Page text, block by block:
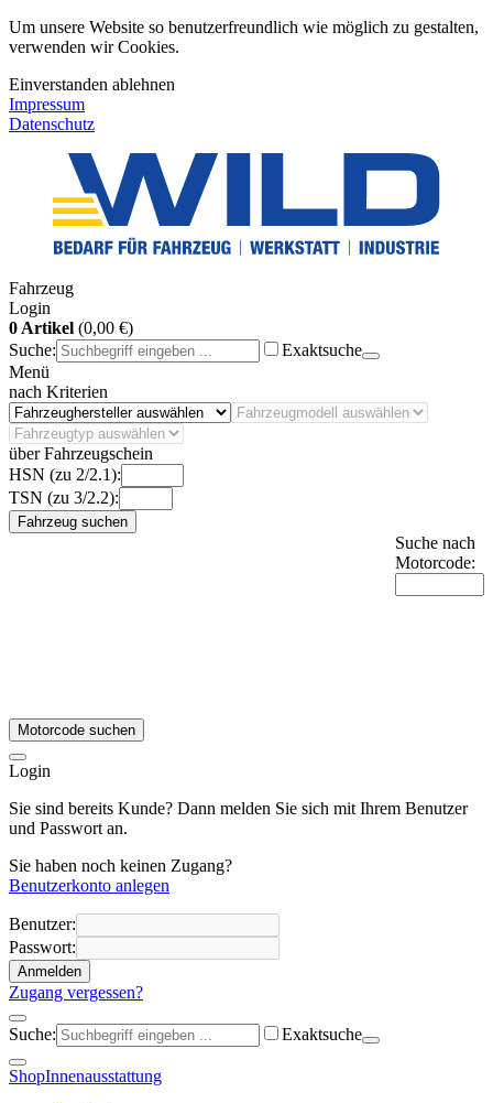
Um unsere Website so benutzerfreundlich wie möglich zu gestalten,
verwenden wir Cookies.
Einverstanden ablehnen
Impressum
Datenschutz
Fahrzeug
Login
0 Artikel (0,00 €)
Suche:
Exaktsuche
Menü
nach Kriterien
über Fahrzeugschein
HSN (zu 2/2.1):
TSN (zu 3/2.2):
Fahrzeug suchen
Suche nach
Motorcode:
Motorcode suchen
Login
Sie sind bereits Kunde? Dann melden Sie sich mit Ihrem Benutzer
und Passwort an.
Sie haben noch keinen Zugang?
Benutzerkonto anlegen
Benutzer:
Passwort:
Anmelden
Zugang vergessen?
Suche: Exaktsuche
ShopInnenausstattung